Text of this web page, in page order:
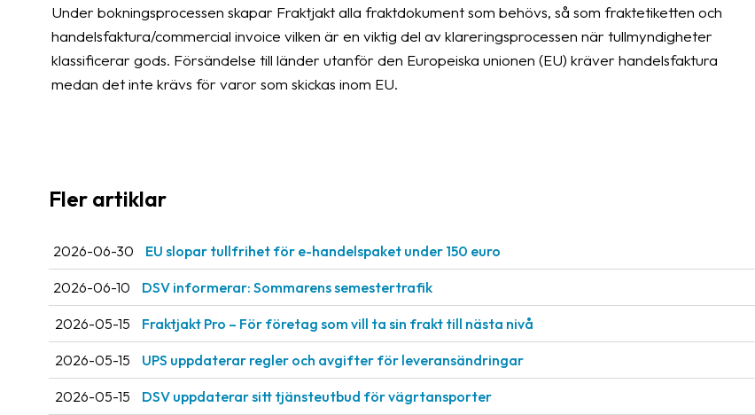
Under bokningsprocessen skapar Fraktjakt alla fraktdokument som behövs, så som fraktetiketten och
handelsfaktura/commercial invoice vilken är en viktig del av klareringsprocessen när tullmyndigheter
klassificerar gods. Försändelse till länder utanför den Europeiska unionen (EU) kräver handelsfaktura
medan det inte krävs för varor som skickas inom EU.
Fler artiklar
2026-06-30 EU slopar tullfrihet för e-handelspaket under 150 euro
2026-06-10 DSV informerar: Sommarens semestertrafik
2026-05-15 Fraktjakt Pro – För företag som vill ta sin frakt till nästa nivå
2026-05-15 UPS uppdaterar regler och avgifter för leveransändringar
2026-05-15 DSV uppdaterar sitt tjänsteutbud för vägrtansporter